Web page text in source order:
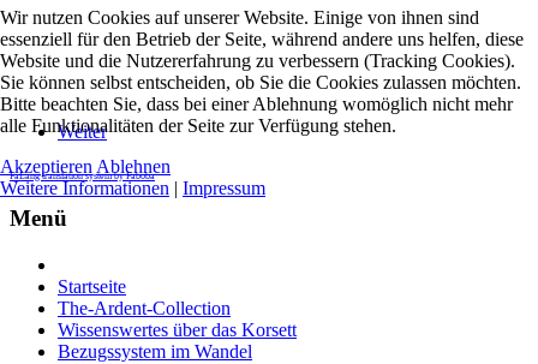
Weiter
FaLang translation system by Faboba
Menü
Startseite
The-Ardent-Collection
Wissenswertes über das Korsett
Bezugssystem im Wandel
Wir nutzen Cookies auf unserer Website. Einige von ihnen sind
essenziell für den Betrieb der Seite, während andere uns helfen, diese
Website und die Nutzererfahrung zu verbessern (Tracking Cookies).
Sie können selbst entscheiden, ob Sie die Cookies zulassen möchten.
Bitte beachten Sie, dass bei einer Ablehnung womöglich nicht mehr
alle Funktionalitäten der Seite zur Verfügung stehen.
Akzeptieren Ablehnen
Weitere Informationen | Impressum